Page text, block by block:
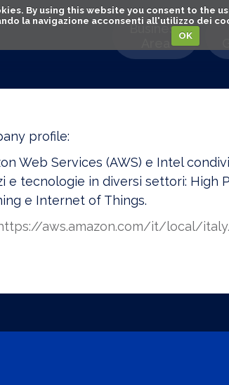
By using this website you consent to the
la navigazione acconsenti all'utilizzo dei
OK
Business
profile:
Web Services (AWS) e Intel
e tecnologie in diversi settori: High
e Internet of Things.
aws.amazon.com/it/local/